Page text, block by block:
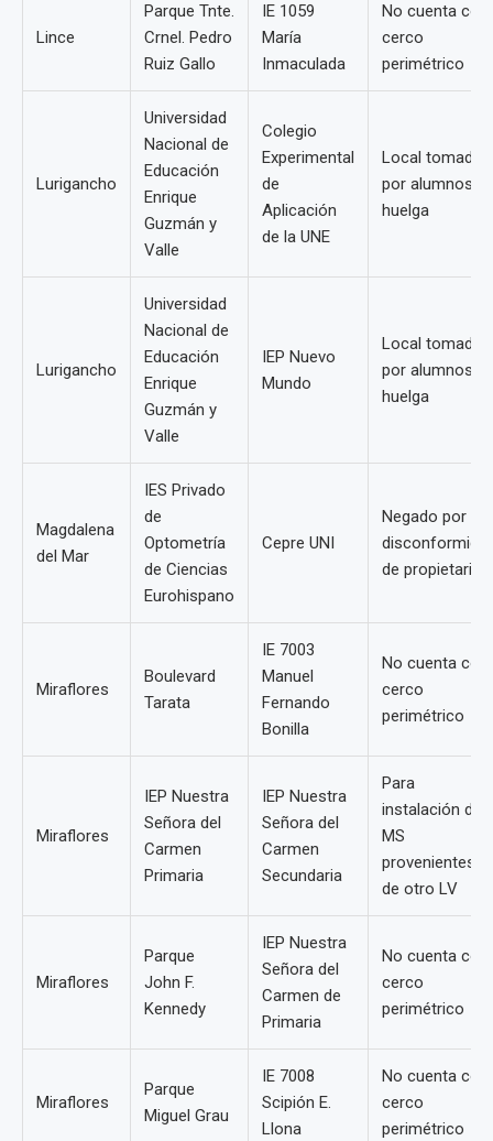
Lince
Parque Tnte.
Crnel. Pedro
Ruiz Gallo
IE 1059
María
Inmaculada
No cuenta con
cerco
perimétrico
Lurigancho
Universidad
Nacional de
Educación
Enrique
Guzmán y
Valle
Colegio
Experimental
de
Aplicación
de la UNE
Local tomado
por alumnos
huelga
Lurigancho
Universidad
Nacional de
Educación
Enrique
Guzmán y
Valle
IEP Nuevo
Mundo
Local tomado
por alumnos
huelga
Magdalena
del Mar
IES Privado
de
Optometría
de Ciencias
Eurohispano
Cepre UNI
Negado por
de propietarios
Miraflores
Boulevard
Tarata
IE 7003
Manuel
Fernando
Bonilla
No cuenta con
cerco
perimétrico
Miraflores
IEP Nuestra
Señora del
Carmen
Primaria
IEP Nuestra
Señora del
Carmen
Secundaria
Para
instalación de
MS
provenientes
de otro LV
Miraflores
Parque
John F.
Kennedy
IEP Nuestra
Señora del
Carmen de
Primaria
No cuenta con
cerco
perimétrico
Miraflores
Parque
Miguel Grau
IE 7008
Scipión E.
Llona
No cuenta con
cerco
perimétrico